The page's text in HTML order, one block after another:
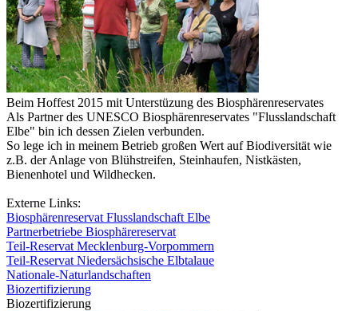
Beim Hoffest 2015 mit Unterstüzung des Biosphärenreservates
Als Partner des UNESCO Biosphärenreservates "Flusslandschaft
Elbe" bin ich dessen Zielen verbunden.
So lege ich in meinem Betrieb großen Wert auf Biodiversität wie
z.B. der Anlage von Blühstreifen, Steinhaufen, Nistkästen,
Bienenhotel und Wildhecken.
Externe Links:
Biosphärenreservat Flusslandschaft Elbe
Partnerbetriebe Biosphärereservat
Teil-Reservat Mecklenburg-Vorpommern
Teil-Reservat Niedersächsische Elbtalaue
Nationale-Naturlandschaften
Biozertifizierung
Biozertifizierung